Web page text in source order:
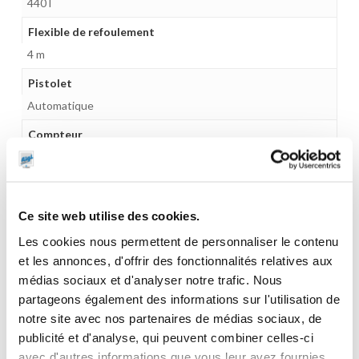
Ce site web utilise des cookies.
Les cookies nous permettent de personnaliser le contenu
et les annonces, d'offrir des fonctionnalités relatives aux
médias sociaux et d'analyser notre trafic. Nous
partageons également des informations sur l'utilisation de
notre site avec nos partenaires de médias sociaux, de
publicité et d'analyse, qui peuvent combiner celles-ci
avec d'autres informations que vous leur avez fournies
440 l
Flexible de refoulement
4 m
Pistolet
Automatique
Compteur
Non
Unité d'emballage
1
Dimensions en cm (L × l × h)
120 x 80 x 79
Poids (kg)